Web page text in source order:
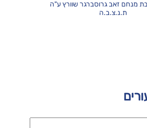
מנחם זאב גרוסברגר שוורץ ע"ה
ת.נ.צ.ב.ה